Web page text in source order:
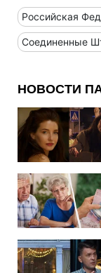
Российская
Соединенные